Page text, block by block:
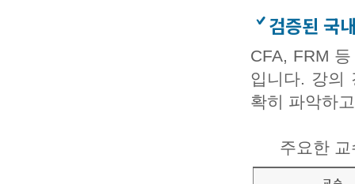
검증된 국
CFA, FRM
입니다. 강의
확히 파악하
주요한